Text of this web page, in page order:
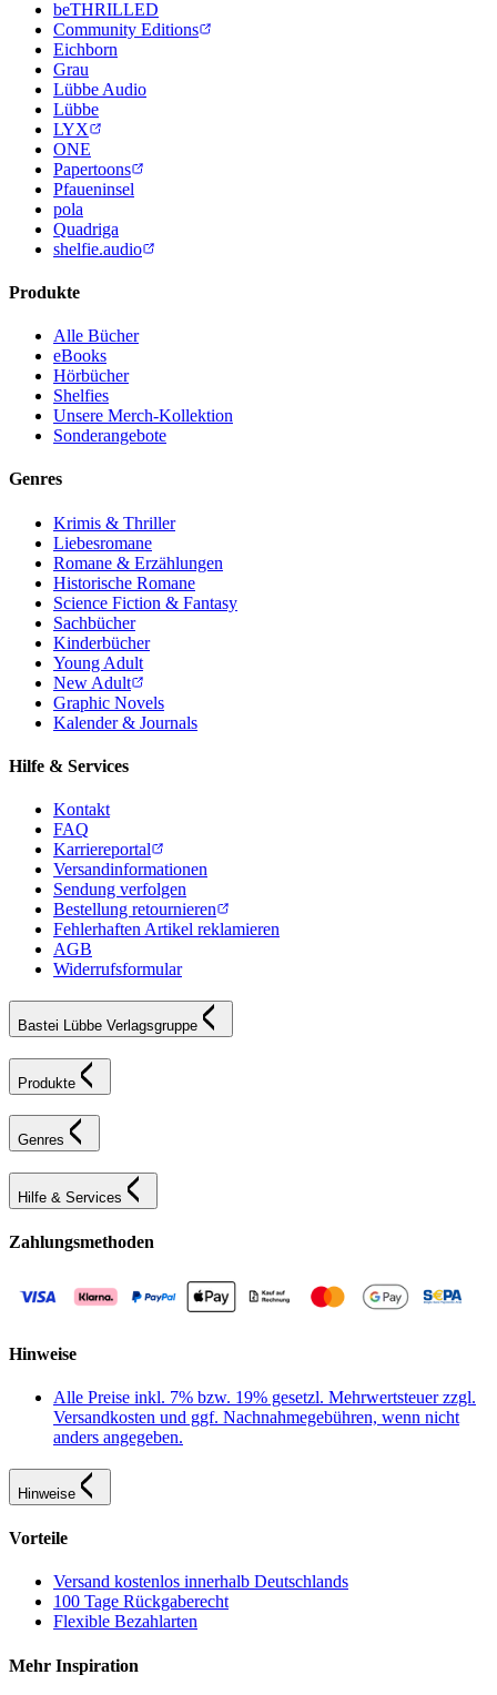
beTHRILLED
Community Editions
Eichborn
Grau
Lübbe Audio
Lübbe
LYX
ONE
Papertoons
Pfaueninsel
pola
Quadriga
shelfie.audio
Produkte
Alle Bücher
eBooks
Hörbücher
Shelfies
Unsere Merch-Kollektion
Sonderangebote
Genres
Krimis & Thriller
Liebesromane
Romane & Erzählungen
Historische Romane
Science Fiction & Fantasy
Sachbücher
Kinderbücher
Young Adult
New Adult
Graphic Novels
Kalender & Journals
Hilfe & Services
Kontakt
FAQ
Karriereportal
Versandinformationen
Sendung verfolgen
Bestellung retournieren
Fehlerhaften Artikel reklamieren
AGB
Widerrufsformular
Bastei Lübbe Verlagsgruppe
Produkte
Genres
Hilfe & Services
Zahlungsmethoden
Hinweise
Alle Preise inkl. 7% bzw. 19% gesetzl. Mehrwertsteuer zzgl.
Versandkosten und ggf. Nachnahmegebühren, wenn nicht
anders angegeben.
Hinweise
Vorteile
Versand kostenlos innerhalb Deutschlands
100 Tage Rückgaberecht
Flexible Bezahlarten
Mehr Inspiration